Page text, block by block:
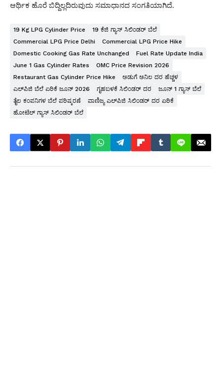
ಆರ್ಥಿಕ ಹೊರೆ ಬಿದ್ದಿಲ್ಲದಿರುವುದು ಸಮಾಧಾನದ ಸಂಗತಿಯಾಗಿದೆ.
19 Kg LPG Cylinder Price
19 ಕೆಜಿ ಗ್ಯಾಸ್ ಸಿಲಿಂಡರ್ ಬೆಲೆ
Commercial LPG Price Delhi
Commercial LPG Price Hike
Domestic Cooking Gas Rate Unchanged
Fuel Rate Update India
June 1 Gas Cylinder Rates
OMC Price Revision 2026
Restaurant Gas Cylinder Price Hike
ಅಡುಗೆ ಅನಿಲ ದರ ಹೆಚ್ಚಳ
ಎಲ್‌ಪಿಜಿ ಬೆಲೆ ಏರಿಕೆ ಜೂನ್ 2026
ಗೃಹಬಳಕೆ ಸಿಲಿಂಡರ್ ದರ
ಜೂನ್ 1 ಗ್ಯಾಸ್ ಬೆಲೆ
ತೈಲ ಕಂಪನಿಗಳ ಬೆಲೆ ಪರಿಷ್ಕರಣೆ
ವಾಣಿಜ್ಯ ಎಲ್‌ಪಿಜಿ ಸಿಲಿಂಡರ್ ದರ ಏರಿಕೆ
ಹೋಟೆಲ್ ಗ್ಯಾಸ್ ಸಿಲಿಂಡರ್ ಬೆಲೆ